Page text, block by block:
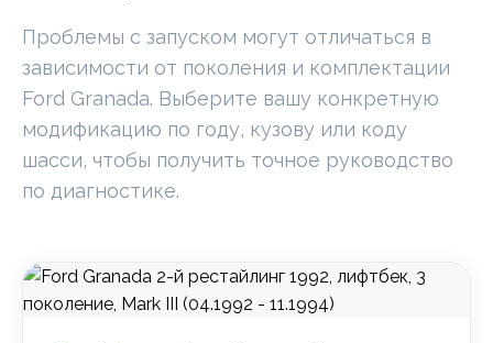
Проблемы с запуском могут отличаться в
зависимости от поколения и комплектации
Ford Granada. Выберите вашу конкретную
модификацию по году, кузову или коду
шасси, чтобы получить точное руководство
по диагностике.